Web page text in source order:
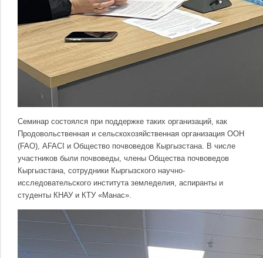
Семинар состоялся при поддержке таких организаций, как
Продовольственная и сельскохозяйственная организация ООН
(FAO), AFACI и Общество почвоведов Кыргызстана. В числе
участников были почвоведы, члены Общества почвоведов
Кыргызстана, сотрудники Кыргызского научно-
исследовательского института земледелия, аспиранты и
студенты КНАУ и КТУ «Манас».